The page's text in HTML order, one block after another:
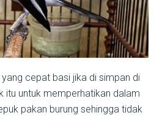
cepat basi jika di simpan di
itu untuk memperhatikan dalam
pakan burung sehingga tidak